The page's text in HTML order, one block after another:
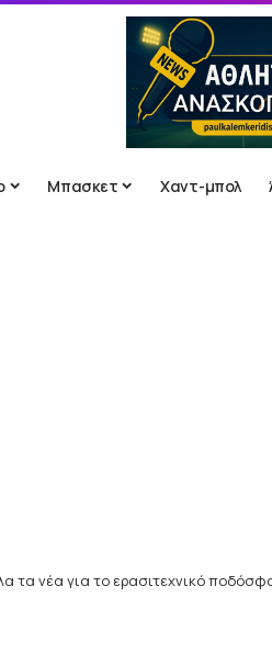
Μπασκετ Χαντ-μπολ
τα νέα για το ερασιτεχνικό